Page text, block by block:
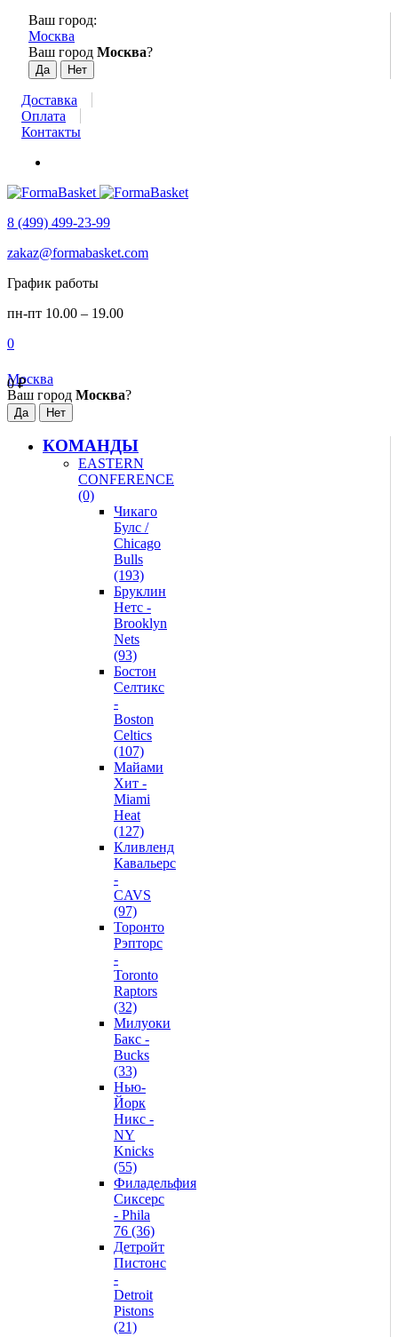
Ваш город:
Москва
Ваш город Москва?
Доставка
Оплата
Контакты
8 (499) 499-23-99
zakaz@formabasket.com
График работы
пн-пт 10.00 – 19.00
0
0₽
Москва
Ваш город Москва?
КОМАНДЫ
EASTERN
CONFERENCE
(0)
Чикаго
Булс /
Chicago
Bulls
(193)
Бруклин
Нетс -
Brooklyn
Nets
(93)
Бостон
Селтикс
-
Boston
Celtics
(107)
Майами
Хит -
Miami
Heat
(127)
Кливленд
Кавальерс
-
CAVS
(97)
Торонто
Рэпторс
-
Toronto
Raptors
(32)
Милуоки
Бакс -
Bucks
(33)
Нью-
Йорк
Никс -
NY
Knicks
(55)
Филадельфия
Сиксерс
- Phila
76 (36)
Детройт
Пистонс
-
Detroit
Pistons
(21)